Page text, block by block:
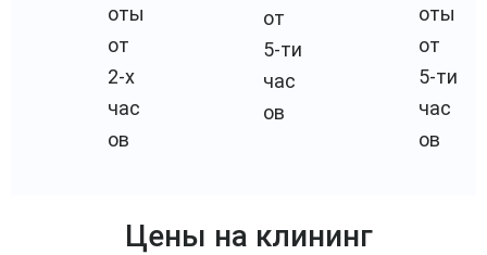
оты
от
2-х
час
ов
от
5-ти
час
ов
оты
от
5-ти
час
ов
Цены на клининг